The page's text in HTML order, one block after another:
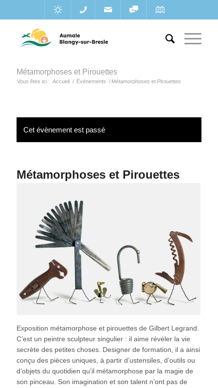
Métamorphoses et Pirouettes
Vous êtes ici : Accueil / Évènements / Métamorphoses et Pirouettes
Cet évènement est passé
Métamorphoses et Pirouettes
Exposition métamorphose et pirouettes de Gilbert Legrand.
C’est un peintre sculpteur singulier : il aime révéler la vie
secrète des petites choses. Designer de formation, il a ainsi
conçu des pièces uniques, à partir d’ustensiles, d’outils ou
d’objets du quotidien qu’il métamorphose par la magie de
son pinceau. Son imagination et son talent n’ont pas de